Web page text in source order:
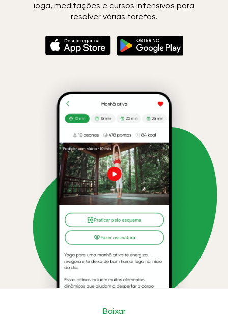
ioga, meditações e cursos intensivos para
resolver várias tarefas.
Baixar